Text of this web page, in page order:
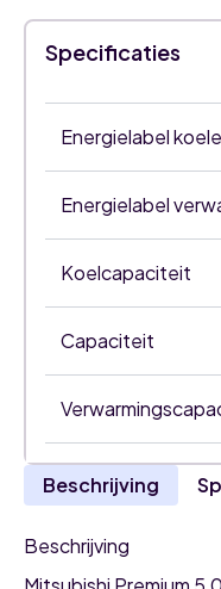
5,0kW
airco
single
split
aantal
Specificaties
Energielabel
Energielabel
Koelcapaciteit
Capaciteit
Beschrijving
Beschrijving